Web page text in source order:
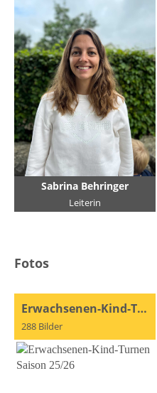
Sabrina Behringer
Leiterin
Fotos
Erwachsenen-Kind-Turnen Saison 25/26
288 Bilder